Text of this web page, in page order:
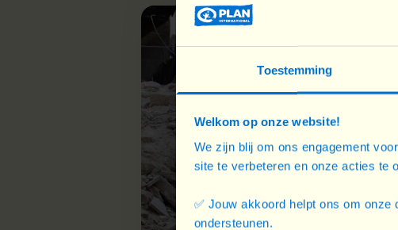
Toestemming
Welkom op onze website!
We zijn blij om ons engagement
site te verbeteren en onze acties te
✅ Jouw akkoord helpt ons om
ondersteunen.